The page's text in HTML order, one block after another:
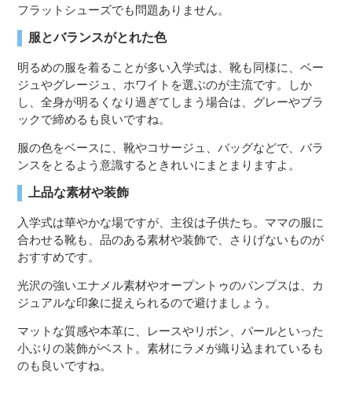
フラットシューズでも問題ありません。
服とバランスがとれた色
明るめの服を着ることが多い入学式は、靴も同様に、ベー
ジュやグレージュ、ホワイトを選ぶのが主流です。しか
し、全身が明るくなり過ぎてしまう場合は、グレーやブラ
ックで締めるも良いですね。
服の色をベースに、靴やコサージュ、バッグなどで、バラ
ンスをとるよう意識するときれいにまとまりますよ。
上品な素材や装飾
入学式は華やかな場ですが、主役は子供たち。ママの服に
合わせる靴も、品のある素材や装飾で、さりげないものが
おすすめです。
光沢の強いエナメル素材やオープントゥのパンプスは、カ
ジュアルな印象に捉えられるので避けましょう。
マットな質感や本革に、レースやリボン、パールといった
小ぶりの装飾がベスト。素材にラメが織り込まれているも
のも良いですね。